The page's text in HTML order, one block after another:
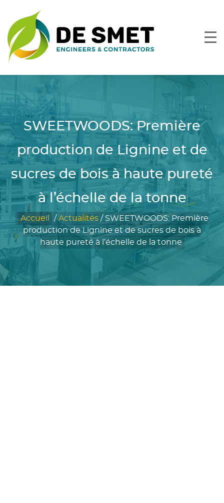
SWEETWOODS: Première
production de Lignine et de
sucres de bois à haute pureté
à l’échelle de la tonne
Accueil /Actualités / SWEETWOODS: Première
production de Lignine et de sucres de bois à
haute pureté à l’échelle de la tonne